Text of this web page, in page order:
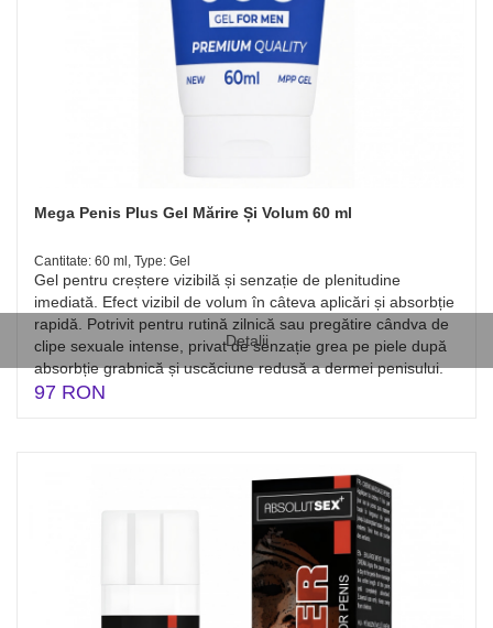
Detalii
Mega Penis Plus Gel Mărire Și Volum 60 ml
Cantitate: 60 ml, Type: Gel
Gel pentru creștere vizibilă și senzație de plenitudine
imediată. Efect vizibil de volum în câteva aplicări și absorbție
rapidă. Potrivit pentru rutină zilnică sau pregătire cândva de
clipe sexuale intense, privat de senzație grea pe piele după
absorbție grabnică și uscăciune redusă a dermei penisului.
97 RON